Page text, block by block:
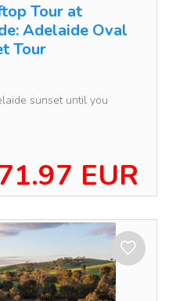
Tour at
Adelaide Oval
Tour
sunset until you
EUR